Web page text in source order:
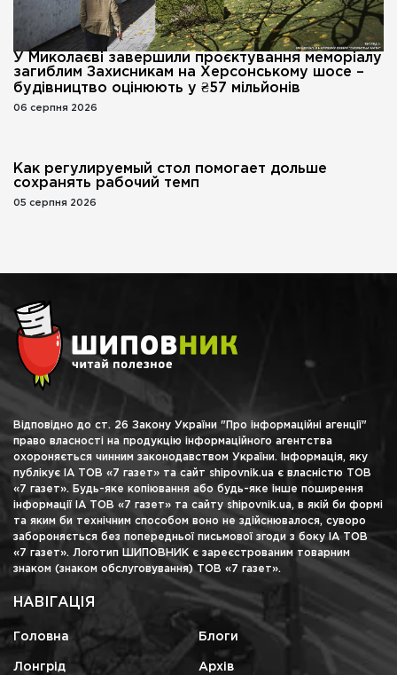
У Миколаєві завершили проєктування меморіалу
загиблим Захисникам на Херсонському шосе –
будівництво оцінюють у ₴57 мільйонів
06 серпня 2026
Как регулируемый стол помогает дольше
сохранять рабочий темп
05 серпня 2026
Відповідно до ст. 26 Закону України "Про інформаційні агенції"
право власності на продукцію інформаційного агентства
охороняється чинним законодавством України. Інформація, яку
публікує ІА ТОВ «7 газет» та сайт shipovnik.ua є власністю ТОВ
«7 газет». Будь-яке копіювання або будь-яке інше поширення
інформації ІА ТОВ «7 газет» та сайту shipovnik.ua, в якій би формі
та яким би технічним способом воно не здійснювалося, суворо
забороняється без попередньої письмової згоди з боку ІА ТОВ
«7 газет». Логотип ШИПОВНИК є зареєстрованим товарним
знаком (знаком обслуговування) ТОВ «7 газет».
НАВІГАЦІЯ
Головна Блоги
Лонгрід Архів